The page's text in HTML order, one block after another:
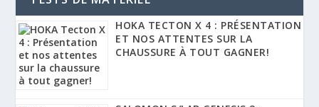
HOKA TECTON X 4 : PRÉSENTATION
ET NOS ATTENTES SUR LA
CHAUSSURE À TOUT GAGNER!